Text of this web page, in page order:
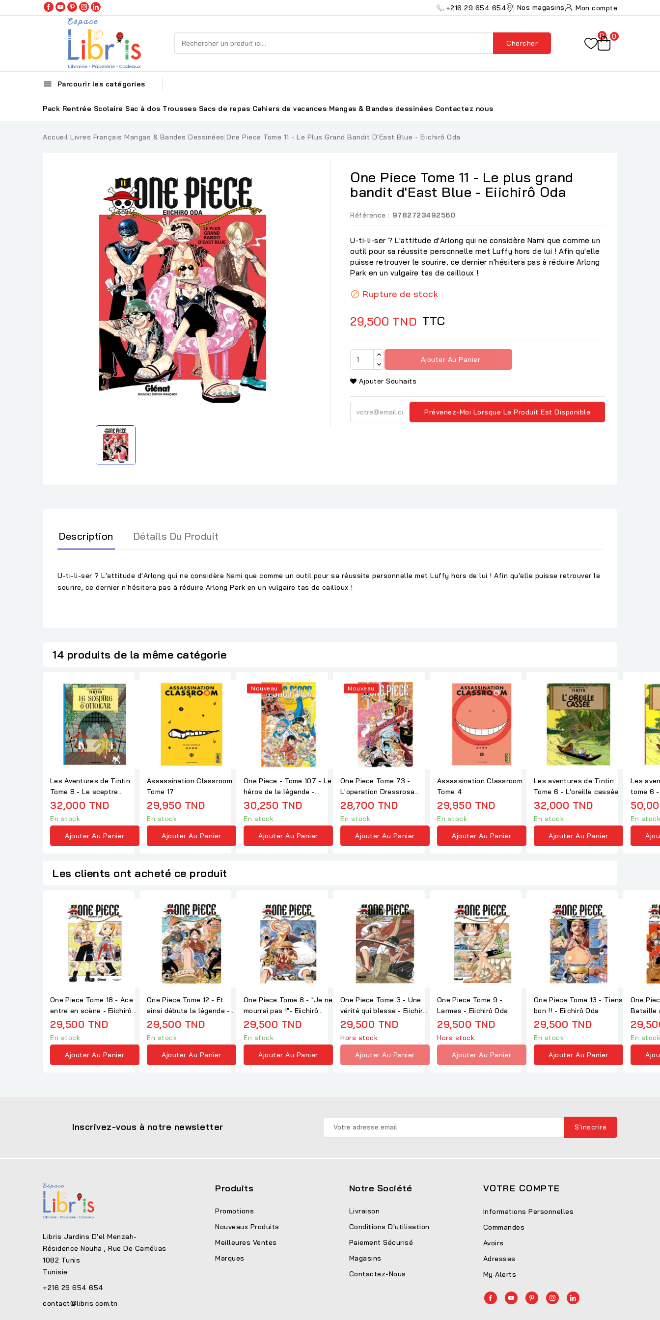
+216 29 654 654 Nos magasins Mon compte
Chercher
0 0
 Parcourir les catégories
Pack Rentrée Scolaire Sac à dos Trousses Sacs de repas Cahiers de vacances Mangas & Bandes dessinées Contactez nous
Accueil Livres Français Mangas & Bandes Dessinées One Piece Tome 11 - Le Plus Grand Bandit D'East Blue - Eiichirô Oda
One Piece Tome 11 - Le plus grand
bandit d'East Blue - Eiichirô Oda
Référence : 9782723492560
U-ti-li-ser ? L'attitude d'Arlong qui ne considère Nami que comme un
outil pour sa réussite personnelle met Luffy hors de lui ! Afin qu'elle
puisse retrouver le sourire, ce dernier n'hésitera pas à réduire Arlong
Park en un vulgaire tas de cailloux !
 Rupture de stock
29,500 TND TTC
Ajouter Au Panier
Ajouter Souhaits
Prévenez-Moi Lorsque Le Produit Est Disponible
Description Détails Du Produit
U-ti-li-ser ? L'attitude d'Arlong qui ne considère Nami que comme un outil pour sa réussite personnelle met Luffy hors de lui ! Afin qu'elle puisse retrouver le
sourire, ce dernier n'hésitera pas à réduire Arlong Park en un vulgaire tas de cailloux !
14 produits de la même catégorie
Les Aventures de Tintin
Tome 8 - Le sceptre
d'Ottokar
32,000 TND
En stock
Ajouter Au Panier
Assassination Classroom
Tome 17
29,950 TND
En stock
Ajouter Au Panier
Nouveau
One Piece - Tome 107 - Le
héros de la légende -
Eiichirô Oda
30,250 TND
En stock
Ajouter Au Panier
Nouveau
One Piece Tome 73 -
L'operation Dressrosa
S.O.P. - Eiichirô Oda
28,700 TND
En stock
Ajouter Au Panier
Assassination Classroom
Tome 4
29,950 TND
En stock
Ajouter Au Panier
Les aventures de Tintin
Tome 6 - L'oreille cassée
32,000 TND
En stock
Ajouter Au Panier
Les
En stock
Les clients ont acheté ce produit
One Piece Tome 18 - Ace
entre en scène - Eiichirô
Oda
29,500 TND
En stock
Ajouter Au Panier
One Piece Tome 12 - Et
ainsi débuta la légende -
Eiichirô Oda
29,500 TND
En stock
Ajouter Au Panier
One Piece Tome 8 - "Je ne
mourrai pas !"- Eiichirô
Oda
29,500 TND
En stock
Ajouter Au Panier
One Piece Tome 3 - Une
vérité qui blesse - Eiichirô
Oda
29,500 TND
Hors stock
Ajouter Au Panier
One Piece Tome 9 -
Larmes - Eiichirô Oda
29,500 TND
Hors stock
Ajouter Au Panier
One Piece Tome 13 - Tiens
bon !! - Eiichirô Oda
29,500 TND
En stock
Ajouter Au Panier
One
Bataille
En stock
Inscrivez-vous à notre newsletter
Libris Jardins D'el Menzah-
Résidence Nouha , Rue De Camélias
1082 Tunis
Tunisie
+216 29 654 654
contact@libris.com.tn
Produits
Promotions
Nouveaux Produits
Meilleures Ventes
Marques
Notre Société
Livraison
Conditions D'utilisation
Paiement Sécurisé
Magasins
Contactez-Nous
VOTRE COMPTE
Informations Personnelles
Commandes
Avoirs
Adresses
My Alerts